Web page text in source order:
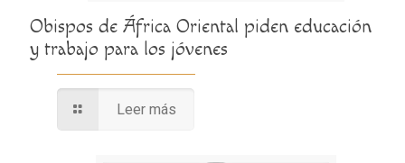
Obispos de África Oriental piden educación
y trabajo para los jóvenes
Leer más